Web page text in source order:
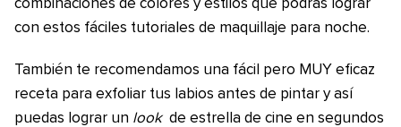
combinaciones de colores y estilos que podrás lograr
con estos fáciles tutoriales de maquillaje para noche.
También te recomendamos una fácil pero MUY eficaz
receta para exfoliar tus labios antes de pintar y así
puedas lograr un look de estrella de cine en segundos